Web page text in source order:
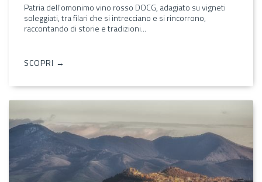
Patria dell'omonimo vino rosso DOCG, adagiato su vigneti
soleggiati, tra filari che si intrecciano e si rincorrono,
raccontando di storie e tradizioni...
SCOPRI →